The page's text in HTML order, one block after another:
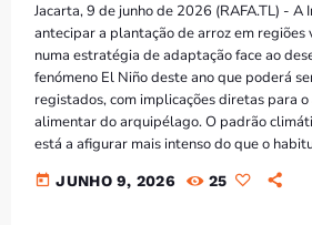
Jacarta, 9 de junho de 2026 (RAFA.TL) - A
antecipar a plantação de arroz em regiões
numa estratégia de adaptação face ao
fenómeno El Niño deste ano que poderá
registados, com implicações diretas para
alimentar do arquipélago. O padrão
está a afigurar mais intenso do que o
today JUNHO 9, 2026 25